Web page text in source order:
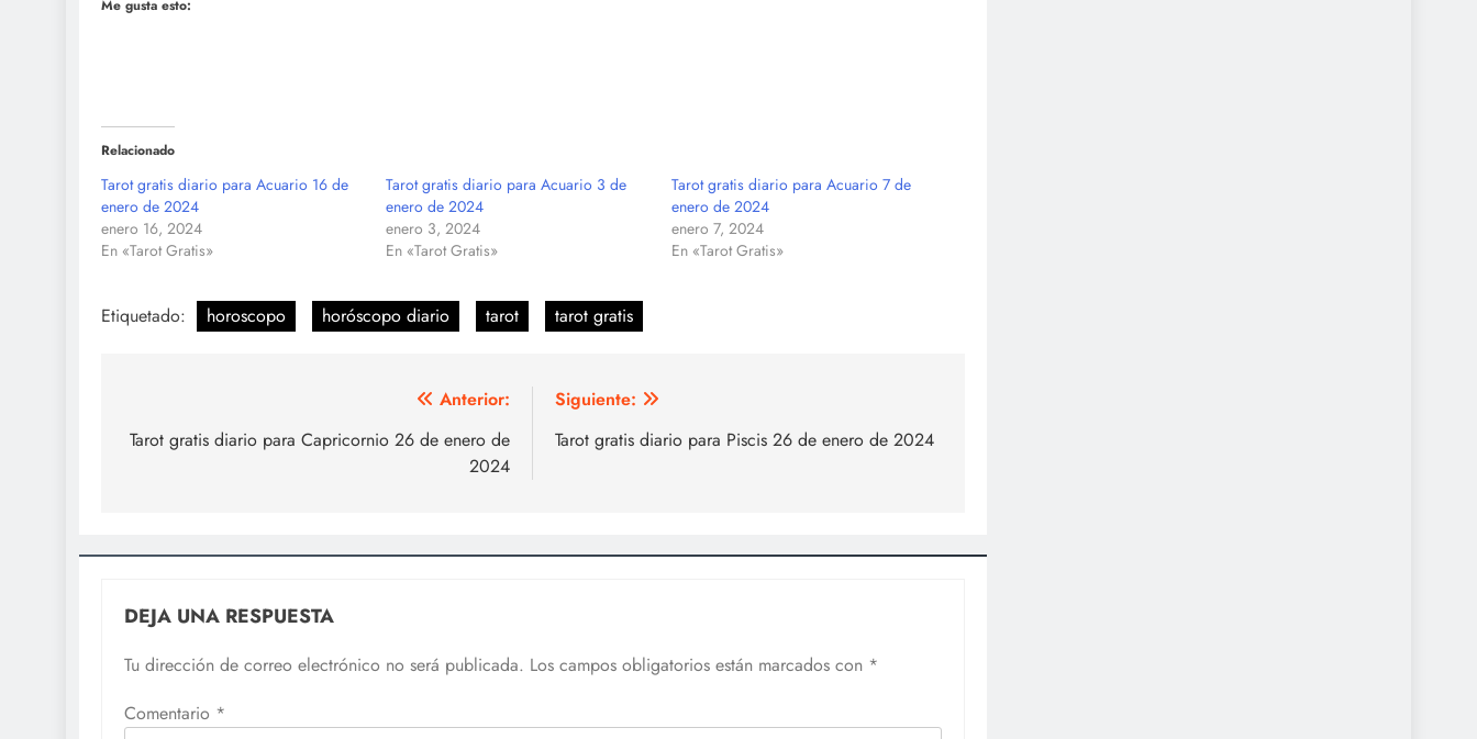
Me gusta esto:
Relacionado
Tarot gratis diario para Acuario 16 de
enero de 2024
enero 16, 2024
En «Tarot Gratis»
Tarot gratis diario para Acuario 3 de
enero de 2024
enero 3, 2024
En «Tarot Gratis»
Tarot gratis diario para Acuario 7 de
enero de 2024
enero 7, 2024
En «Tarot Gratis»
Etiquetado: horoscopo horóscopo diario tarot tarot gratis
de
Anterior:
Tarot gratis diario para Capricornio 26 de enero de
2024
Siguiente:
Tarot gratis diario para Piscis 26 de enero de 2024
DEJA UNA RESPUESTA
Tu dirección de correo electrónico no será publicada. Los campos obligatorios están marcados con *
Comentario *